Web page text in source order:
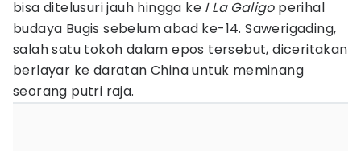
bisa ditelusuri jauh hingga ke I La Galigoperihal
budaya Bugis sebelum abad ke-14. Sawerigading,
salah satu tokoh dalam epos tersebut, diceritakan
berlayar ke daratan China untuk meminang
seorang putri raja.